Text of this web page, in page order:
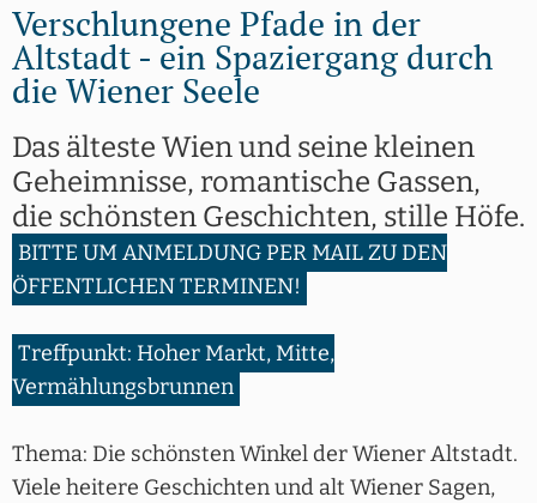
Verschlungene Pfade in der
Altstadt - ein Spaziergang durch
die Wiener Seele
Das älteste Wien und seine kleinen
Geheimnisse, romantische Gassen,
die schönsten Geschichten, stille Höfe.
BITTE UM ANMELDUNG PER MAIL ZU DEN
ÖFFENTLICHEN TERMINEN!
Treffpunkt: Hoher Markt, Mitte,
Vermählungsbrunnen
Thema: Die schönsten Winkel der Wiener Altstadt.
Viele heitere Geschichten und alt Wiener Sagen,